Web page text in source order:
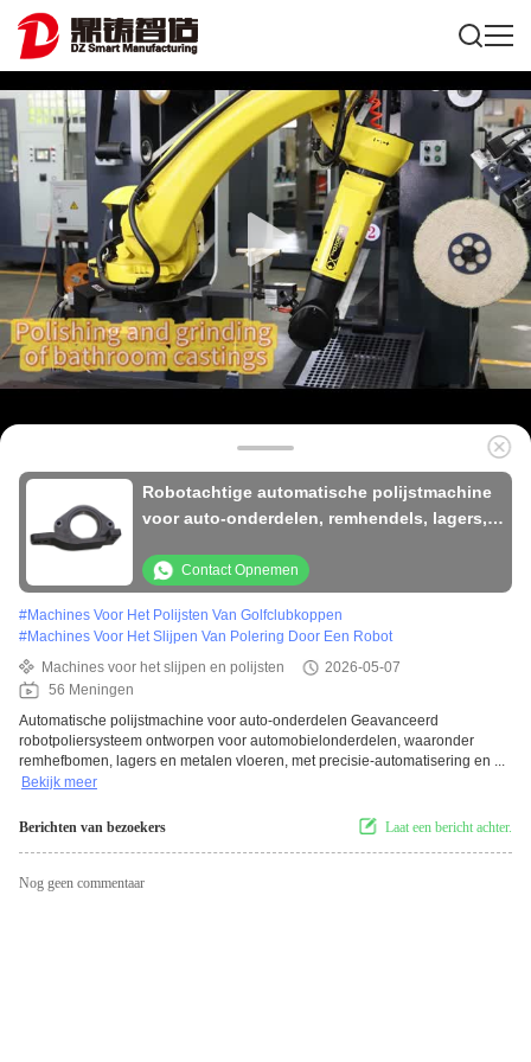
Robotachtige automatische polijstmachine
voor auto-onderdelen, remhendels, lagers,
Contact Opnemen
#Machines Voor Het Polijsten Van Golfclubkoppen
#Machines Voor Het Slijpen Van Polering Door Een Robot
Machines voor het slijpen en polijsten
2026-05-07
56 Meningen
Automatische polijstmachine voor auto-onderdelen Geavanceerd
robotpoliersysteem ontworpen voor automobielonderdelen, waaronder
remhefbomen, lagers en metalen vloeren, met precisie-automatisering en ...
Bekijk meer
Berichten van bezoekers Laat een bericht achter.
Nog geen commentaar